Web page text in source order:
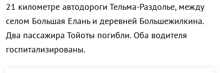
21 километре автодороги Тельма-Раздолье, между
селом Большая Елань и деревней Большежилкина.
Два пассажира Тойоты погибли. Оба водителя
госпитализированы.